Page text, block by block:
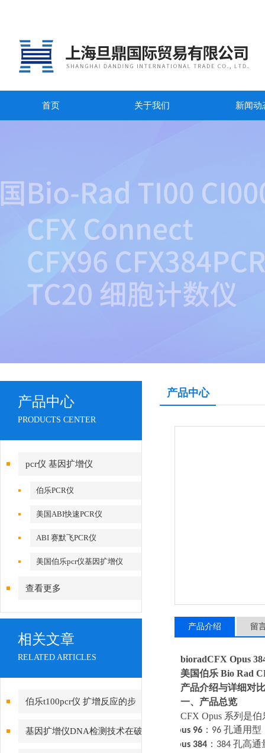
首页 关于我们 新闻动
产品中心
PRODUCTS CENTER
pcr仪 基因扩增仪
伯乐PCR仪
美国ABI快速PCR仪
ABI 赛默飞PCR仪
美国伯乐pcr仪基因扩增仪
查看更多
相关文章
RELATED ARTICLES
伯乐t100pcr仪 扩增反应的步
基因扩增仪DNA检测技术在破
产品中心
产品介绍 留
bioradCFX Opus
美国伯乐 Bio Rad
产品介绍与详细对比
一、产品总览
CFX Opus 系列是
Opus 96 ： 96 孔通用型
Opus 384 ： 384 孔高通